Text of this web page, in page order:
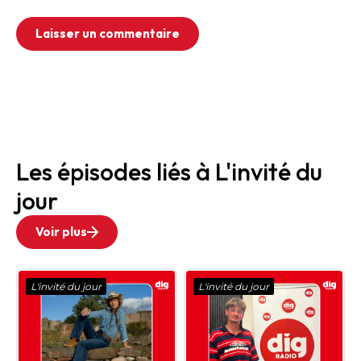
Les épisodes liés à L'invité du
jour
Voir plus
L'invité du jour L'invité du jour